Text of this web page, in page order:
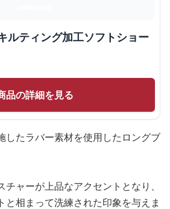
ルティング加工ソフトショー
品の詳細を見る
したラバー素材を使用したロングブ
ャーが上品なアクセントとなり、
と相まって洗練された印象を与えま